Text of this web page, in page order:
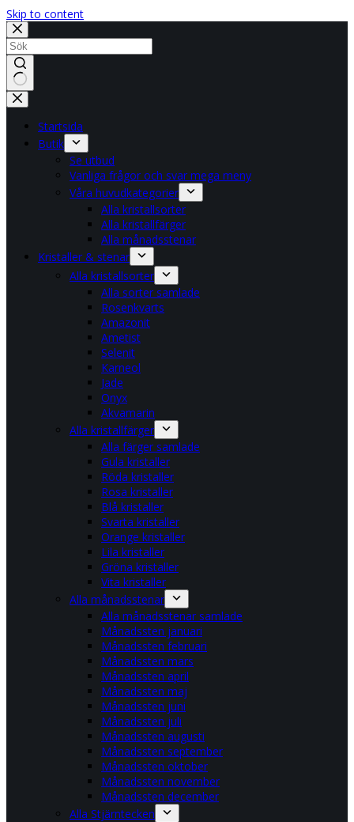
Skip to content
No
results
Startsida
Butik
Se utbud
Vanliga frågor och svar mega meny
Våra huvudkategorier
Alla kristallsorter
Alla kristallfärger
Alla månadsstenar
Kristaller & stenar
Alla kristallsorter
Alla sorter samlade
Rosenkvarts
Amazonit
Ametist
Selenit
Karneol
Jade
Onyx
Akvamarin
Alla kristallfärger
Alla färger samlade
Gula kristaller
Röda kristaller
Rosa kristaller
Blå kristaller
Svarta kristaller
Orange kristaller
Lila kristaller
Gröna kristaller
Vita kristaller
Alla månadsstenar
Alla månadsstenar samlade
Månadssten januari
Månadssten februari
Månadssten mars
Månadssten april
Månadssten maj
Månadssten juni
Månadssten juli
Månadssten augusti
Månadssten september
Månadssten oktober
Månadssten november
Månadssten december
Alla Stjärntecken